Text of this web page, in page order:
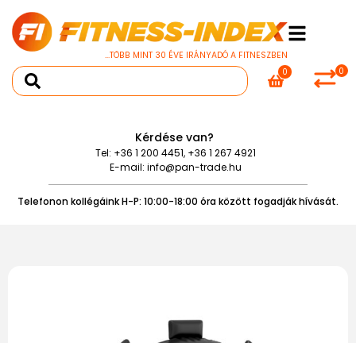
...TÖBB MINT 30 ÉVE IRÁNYADÓ A FITNESZBEN
0
0
Kérdése van?
Tel: +36 1 200 4451, +36 1 267 4921
E-mail: info@pan-trade.hu
Telefonon kollégáink H-P: 10:00-18:00 óra között fogadják hívását.